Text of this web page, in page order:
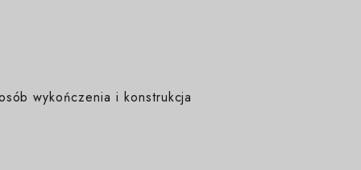
wykończenia i konstrukcja